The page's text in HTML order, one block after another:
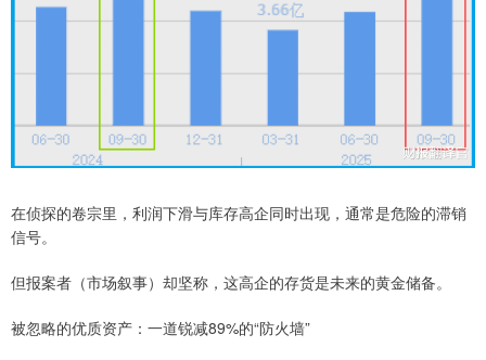
在侦探的卷宗里，利润下滑与库存高企同时出现，通常是危险的滞销
信号。
但报案者（市场叙事）却坚称，这高企的存货是未来的黄金储备。
被忽略的优质资产：一道锐减89%的“防火墙”